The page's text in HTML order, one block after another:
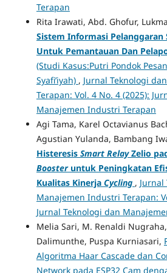
Terapan
Rita Irawati, Abd. Ghofur,
Sistem Informasi Pelanggaran
Untuk Pemantauan Dan
(Studi Kasus:Putri Pondok
Syafi’iyah) , Jurnal Teknologi
Terapan: Vol. 4 No. 4 (2025):
Manajemen Industri Terapan
Agi Tama, Karel Octavianus
Agustian Yulanda, Bambang
Histeresis Smart RelayZelio
Boosteruntuk Peningkatan
Kualitas Kinerja Cycling , Jurnal
Manajemen Industri Terapan:
Jurnal Teknologi dan
Melia Sari, M. Renaldi
Dalimunthe, Puspa Kurniasari,
Algoritma Haar Cascade dan
Network pada ESP32 Cam